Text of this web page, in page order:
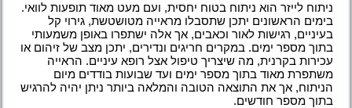
ניתוח לייזר הוא ניתוח בטוח יחסית, ועם מעט מאוד תופעות לוואי.
בימים הראשונים יתכן שתסבלו מראייה מטושטשת, גירוי קל
בעיניים, רגישות לאור וכאבים, אך אלה ישתפרו באופן משמעותי
בתוך מספר ימים. במקרים חריגים ונדירים, יתכן מצב של זיהום או
עכירות בקרנית, מה שיצריך טיפול אצל רופא עיניים. הראייה
משתפרת מאוד בתוך מספר ימים ועד שבועות בודדים מיום
הניתוח, אך את התוצאה הטובה והמלאה ביותר ניתן יהיה להרגיש
בתוך מספר חודשים.